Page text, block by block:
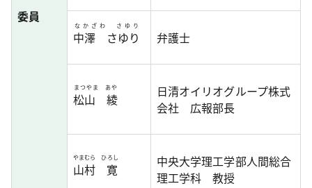
委員
中澤 さゆり
なかざわ さゆり
弁護士
松山 綾
まつやま あや
日清オイリオグループ株式
会社 広報部長
山村 寛
やまむら ひろし
中央大学理工学部人間総合
理工学科 教授